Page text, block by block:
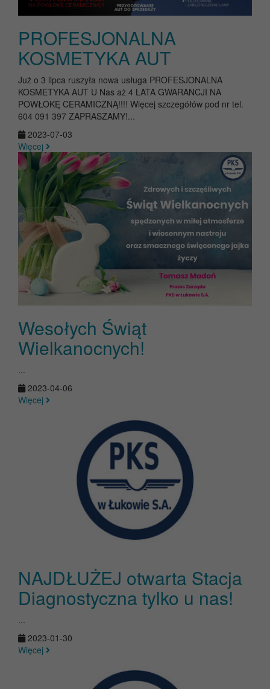
PROFESJONALNA
KOSMETYKA AUT
Już o 3 lipca ruszyła nowa usługa PROFESJONALNA
KOSMETYKA AUT U Nas aż 4 LATA GWARANCJI NA
POWŁOKĘ CERAMICZNĄ!!!! Więcej szczegółów pod nr tel.
604 091 397 ZAPRASZAMY!...
2023-07-03
Więcej
Wesołych Świąt
Wielkanocnych!
...
2023-04-06
Więcej
NAJDŁUŻEJ otwarta Stacja
Diagnostyczna tylko u nas!
...
2023-01-30
Więcej